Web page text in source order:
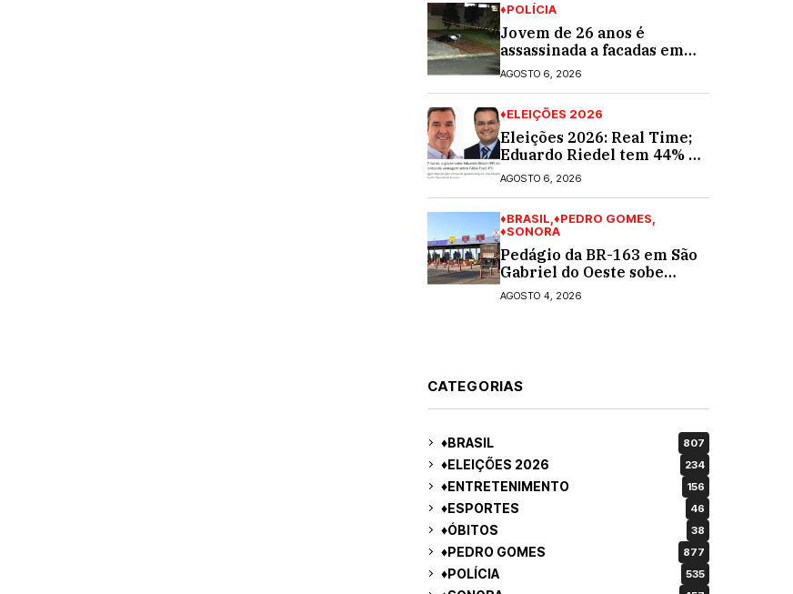
♦POLÍCIA
Jovem de 26 anos é
assassinada a facadas em
Rio Verde de Mato Grosso;
suspeito é procurado
AGOSTO 6, 2026
♦ELEIÇÕES 2026
Eleições 2026: Real Time;
Eduardo Riedel tem 44% e
Fábio Trad, 25%, no 1º
turno para o governo do
AGOSTO 6, 2026
♦BRASIL ♦PEDRO GOMES
♦SONORA
Pedágio da BR-163 em São
Gabriel do Oeste sobe
40,53% e passa a custar R$
10,70 a partir desta quarta-
AGOSTO 4, 2026
CATEGORIAS
♦BRASIL 807
♦ELEIÇÕES 2026 234
♦ENTRETENIMENTO 156
♦ESPORTES 46
♦ÓBITOS 38
♦PEDRO GOMES 877
♦POLÍCIA 535